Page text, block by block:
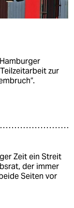
zur
Zeit ein Streit
der immer
Seiten vor